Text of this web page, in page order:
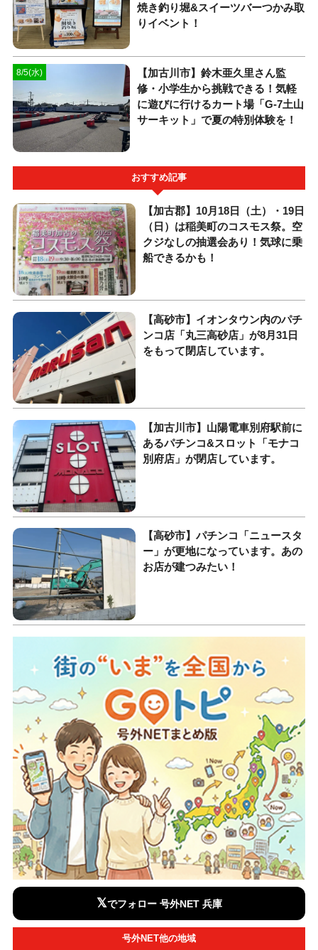
焼き釣り堀&スイーツバーつかみ取
りイベント！
8/5(水)
【加古川市】鈴木亜久里さん監
修・小学生から挑戦できる！気軽
に遊びに行けるカート場「G-7土山
サーキット」で夏の特別体験を！
おすすめ記事
【加古郡】10月18日（土）・19日
（日）は稲美町のコスモス祭。空
クジなしの抽選会あり！気球に乗
船できるかも！
【高砂市】イオンタウン内のパチ
ンコ店「丸三高砂店」が8月31日
をもって閉店しています。
【加古川市】山陽電車別府駅前に
あるパチンコ&スロット「モナコ
別府店」が閉店しています。
【高砂市】パチンコ「ニュースタ
ー」が更地になっています。あの
お店が建つみたい！
𝕏でフォロー 号外NET 兵庫
号外NET他の地域